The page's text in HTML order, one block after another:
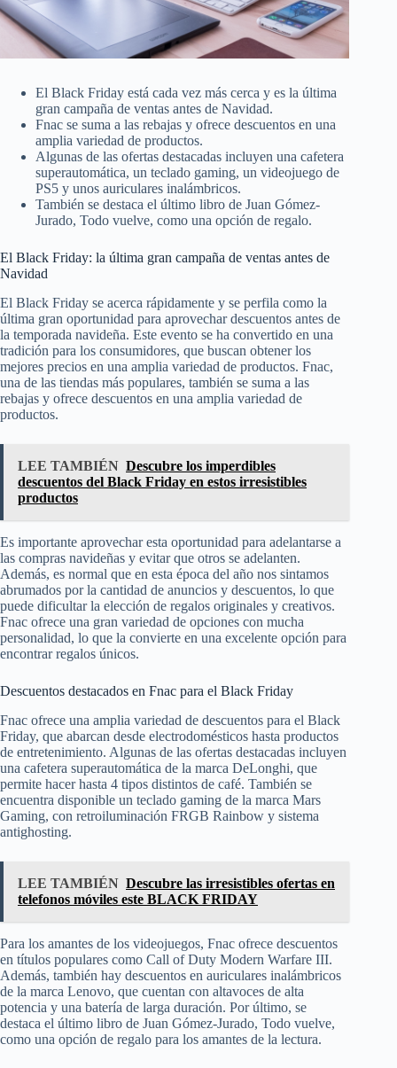
El Black Friday está cada vez más cerca y es la última
gran campaña de ventas antes de Navidad.
Fnac se suma a las rebajas y ofrece descuentos en una
amplia variedad de productos.
Algunas de las ofertas destacadas incluyen una cafetera
superautomática, un teclado gaming, un videojuego de
PS5 y unos auriculares inalámbricos.
También se destaca el último libro de Juan Gómez-
Jurado, Todo vuelve, como una opción de regalo.
El Black Friday: la última gran campaña de ventas antes de
Navidad
El Black Friday se acerca rápidamente y se perfila como la
última gran oportunidad para aprovechar descuentos antes de
la temporada navideña. Este evento se ha convertido en una
tradición para los consumidores, que buscan obtener los
mejores precios en una amplia variedad de productos. Fnac,
una de las tiendas más populares, también se suma a las
rebajas y ofrece descuentos en una amplia variedad de
productos.
LEE TAMBIÉN Descubre los imperdibles
descuentos del Black Friday en estos irresistibles
productos
Es importante aprovechar esta oportunidad para adelantarse a
las compras navideñas y evitar que otros se adelanten.
Además, es normal que en esta época del año nos sintamos
abrumados por la cantidad de anuncios y descuentos, lo que
puede dificultar la elección de regalos originales y creativos.
Fnac ofrece una gran variedad de opciones con mucha
personalidad, lo que la convierte en una excelente opción para
encontrar regalos únicos.
Descuentos destacados en Fnac para el Black Friday
Fnac ofrece una amplia variedad de descuentos para el Black
Friday, que abarcan desde electrodomésticos hasta productos
de entretenimiento. Algunas de las ofertas destacadas incluyen
una cafetera superautomática de la marca DeLonghi, que
permite hacer hasta 4 tipos distintos de café. También se
encuentra disponible un teclado gaming de la marca Mars
Gaming, con retroiluminación FRGB Rainbow y sistema
antighosting.
LEE TAMBIÉN Descubre las irresistibles ofertas en
telefonos móviles este BLACK FRIDAY
Para los amantes de los videojuegos, Fnac ofrece descuentos
en títulos populares como Call of Duty Modern Warfare III.
Además, también hay descuentos en auriculares inalámbricos
de la marca Lenovo, que cuentan con altavoces de alta
potencia y una batería de larga duración. Por último, se
destaca el último libro de Juan Gómez-Jurado, Todo vuelve,
como una opción de regalo para los amantes de la lectura.